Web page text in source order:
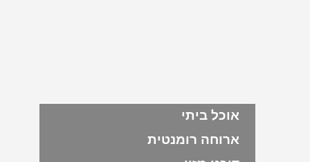
אוכל ביתי
ארוחה רומנטית